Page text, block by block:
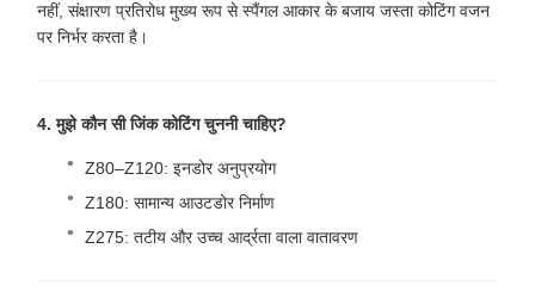
नहीं, संक्षारण प्रतिरोध मुख्य रूप से स्पैंगल आकार के बजाय जस्ता कोटिंग वजन
पर निर्भर करता है।
4. मुझे कौन सी जिंक कोटिंग चुननी चाहिए?
Z80–Z120: इनडोर अनुप्रयोग
Z180: सामान्य आउटडोर निर्माण
Z275: तटीय और उच्च आर्द्रता वाला वातावरण